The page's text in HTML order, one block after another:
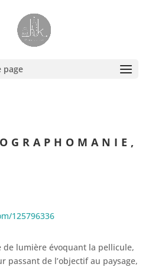
page
125796336
lumière évoquant la pellicule,
passant de l’objectif au paysage,